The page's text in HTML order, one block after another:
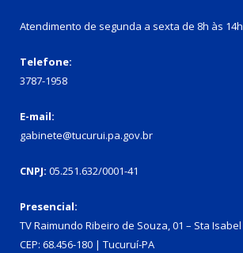
Atendimento de segunda a sexta de 8h às 14h
Telefone:
3787-1958
E-mail:
gabinete@tucurui.pa.gov.br
CNPJ: 05.251.632/0001-41
Presencial:
TV Raimundo Ribeiro de Souza, 01 – Sta Isabel
CEP: 68.456-180 | Tucuruí-PA